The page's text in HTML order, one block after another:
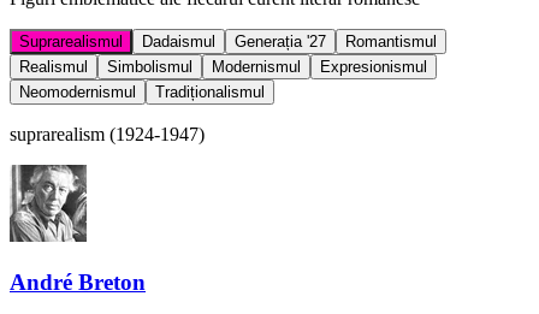
Suprarealismul Dadaismul Generația '27
Romantismul
Realismul
Simbolismul Modernismul
Expresionismul
Neomodernismul
Tradiționalismul
suprarealism (1924-1947)
André Breton